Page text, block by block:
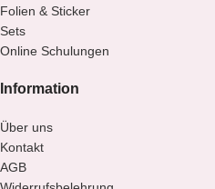
Folien & Sticker
Sets
Online Schulungen
Information
Über uns
Kontakt
AGB